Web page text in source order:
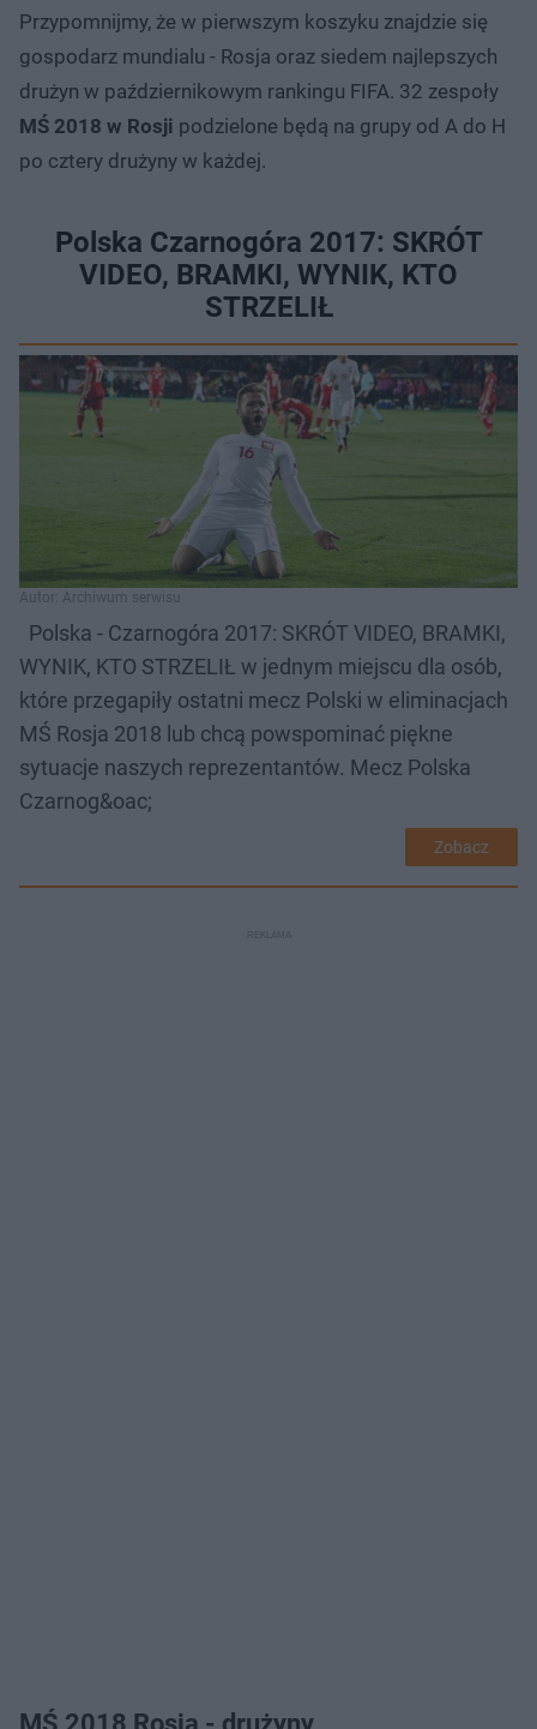
Przypomnijmy, że w pierwszym koszyku znajdzie się
gospodarz mundialu - Rosja oraz siedem najlepszych
drużyn w październikowym rankingu FIFA. 32 zespoły
MŚ 2018 w Rosji podzielone będą na grupy od A do H
po cztery drużyny w każdej.
Polska Czarnogóra 2017: SKRÓT
VIDEO, BRAMKI, WYNIK, KTO
STRZELIŁ
Autor: Archiwum serwisu
Polska - Czarnogóra 2017: SKRÓT VIDEO, BRAMKI,
WYNIK, KTO STRZELIŁ w jednym miejscu dla osób,
które przegapiły ostatni mecz Polski w eliminacjach
MŚ Rosja 2018 lub chcą powspominać piękne
sytuacje naszych reprezentantów. Mecz Polska
Czarnog&oac;
Zobacz